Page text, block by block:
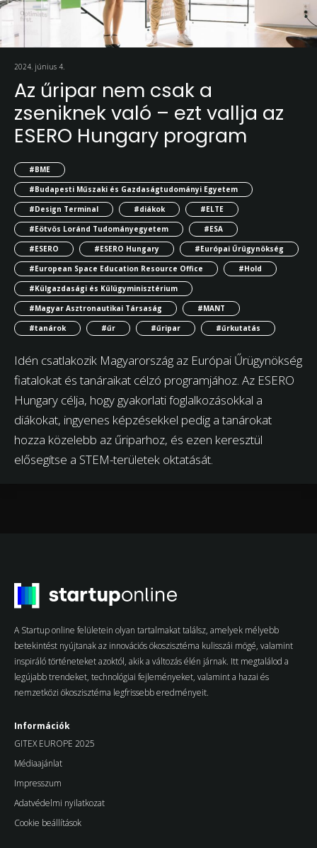
2024. június 4.
Az űripar nem csak a
zseniknek való – ezt vallja az
ESERO Hungary program
#BME
#Budapesti Műszaki és Gazdaságtudományi Egyetem
#Design Terminal
#diákok
#ELTE
#Eötvös Loránd Tudományegyetem
#ESA
#ESERO
#ESERO Hungary
#Európai Űrügynökség
#European Space Education Resource Office
#Hold
#Külgazdasági és Külügyminisztérium
#Magyar Asztronautikai Társaság
#MANT
#tanárok
#űr #űripar #űrkutatás
Idén csatlakozik Magyarország az Európai Űrügynökség
fiatalokat és tanáraikat célzó programjához. Az ESERO
Hungary célja, hogy gyakorlati foglalkozásokkal a
diákokat, ingyenes képzésekkel pedig a tanárokat
hozza közelebb az űriparhoz, és ezen keresztül
elősegítse a STEM-területek oktatását.
A Startup online felületein olyan tartalmakat találsz, amelyek mélyebb
betekintést nyújtanak az innovációs ökoszisztéma kulisszái mögé, valamint
inspiráló történeteket azoktól, akik a változás élén járnak. Itt megtalálod a
legújabb trendeket, technológiai fejleményeket, valamint a hazai és
nemzetközi ökoszisztéma legfrissebb eredményeit.
Információk
GITEX EUROPE 2025
Médiaajánlat
Impresszum
Adatvédelmi nyilatkozat
Cookie beállítások